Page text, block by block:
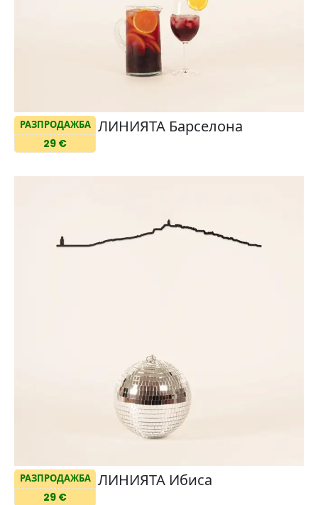
РАЗПРОДАЖБА
29 €
ЛИНИЯТА Барселона
РАЗПРОДАЖБА
29 €
ЛИНИЯТА Ибиса